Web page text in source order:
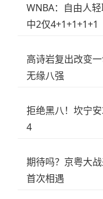
WNBA：自由人
中2仅4+1+1+1+1
高诗岩复出改变
无缘八强
拒绝黑八！坎宁
4
期待吗？京粤大
首次相遇